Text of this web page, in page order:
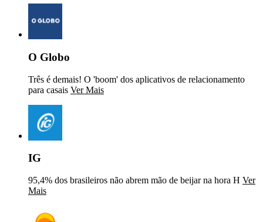
O Globo
Três é demais! O 'boom' dos aplicativos de relacionamento
para casais Ver Mais
IG
95,4% dos brasileiros não abrem mão de beijar na hora H Ver
Mais